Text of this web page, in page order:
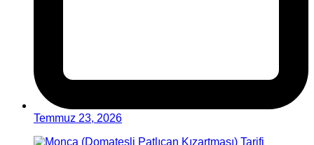
Temmuz 23, 2026